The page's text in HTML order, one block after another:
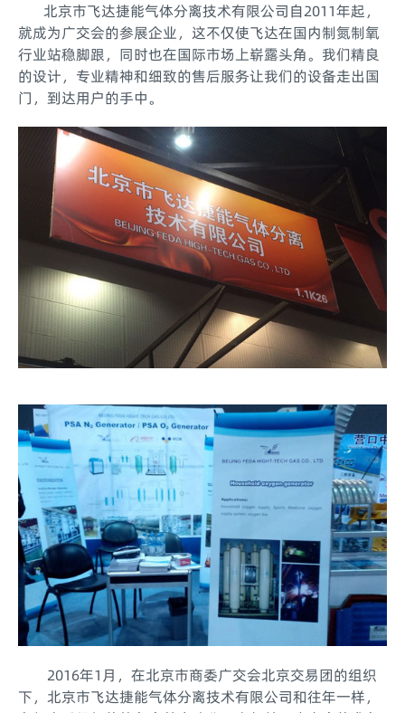
北京市飞达捷能气体分离技术有限公司自2011年起，
就成为广交会的参展企业，这不仅使飞达在国内制氮制氧
行业站稳脚跟，同时也在国际市场上崭露头角。我们精良
的设计，专业精神和细致的售后服务让我们的设备走出国
门，到达用户的手中。
2016年1月，在北京市商委广交会北京交易团的组织
下，北京市飞达捷能气体分离技术有限公司和往年一样，